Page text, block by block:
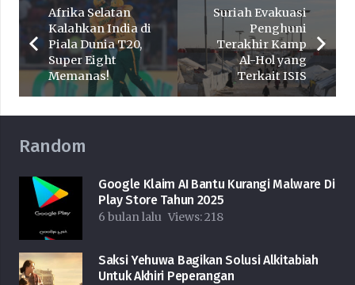
Afrika Selatan
Kalahkan India di
Piala Dunia T20,
Super Eight
Memanas!
Suriah Evakuasi
Penghuni
Terakhir Kamp
Al-Hol yang
Terkait ISIS
Random
Google Klaim AI Bantu Kurangi Malware Di
Play Store Tahun 2025
6 bulan lalu Views:218
Saksi Yehuwa Bagikan Solusi Alkitabiah
Untuk Akhiri Peperangan